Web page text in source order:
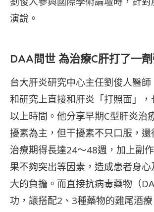
演說。
DAA問世 為治療C肝打了一
台大肝炎研究中心主任劉俊人醫
和研究上直接和肝炎「打照面」
以上時間。他分享早期C型肝炎治
擾素為主，但干擾素不只口服，還
治療期得長達24～48週，加上副
果不夠突出等因素，造成患者身
大的負擔。而直接抗病毒藥物（
功，讓搭配2、3種藥物的雞尾酒療